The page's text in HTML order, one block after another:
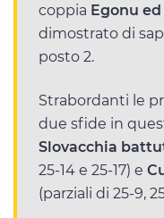
coppia Egonu
dimostrato di
posto 2.
Strabordanti le
due sfide in
Slovacchia
25-14 e 25-17) e
(parziali di 25-9,